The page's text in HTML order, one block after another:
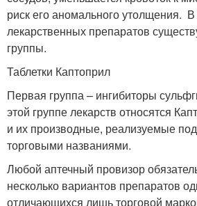
риск его аномального утолщения. В
лекарственных препаратов
группы.
Таблетки Каптоприл
Первая группа – ингибиторы
этой группе лекарств относятся
и их производные, реализуемые
торговыми названиями.
Любой аптечный провизор
несколько вариантов препаратов
отличающихся лишь торговой